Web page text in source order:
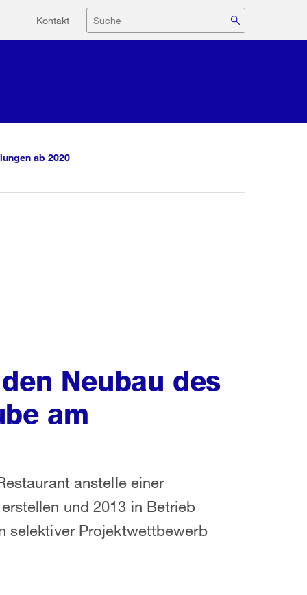
Hilfsnavigation
Kontakt Suche
ab 2020
Neubau des
am
anstelle einer
und 2013 in Betrieb
selektiver Projektwettbewerb